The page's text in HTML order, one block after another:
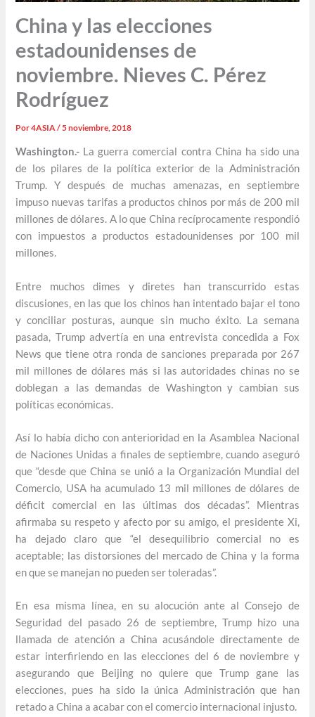
China y las elecciones
estadounidenses de
noviembre. Nieves C. Pérez
Rodríguez
Por4ASIA/5 noviembre, 2018
Washington.- La guerra comercial contra China ha sido una
de los pilares de la política exterior de la Administración
Trump. Y después de muchas amenazas, en septiembre
impuso nuevas tarifas a productos chinos por más de 200 mil
millones de dólares. A lo que China recíprocamente respondió
con impuestos a productos estadounidenses por 100 mil
millones.
Entre muchos dimes y diretes han transcurrido estas
discusiones, en las que los chinos han intentado bajar el tono
y conciliar posturas, aunque sin mucho éxito. La semana
pasada, Trump advertía en una entrevista concedida a Fox
News que tiene otra ronda de sanciones preparada por 267
mil millones de dólares más si las autoridades chinas no se
doblegan a las demandas de Washington y cambian sus
políticas económicas.
Así lo había dicho con anterioridad en la Asamblea Nacional
de Naciones Unidas a finales de septiembre, cuando aseguró
que “desde que China se unió a la Organización Mundial del
Comercio, USA ha acumulado 13 mil millones de dólares de
déficit comercial en las últimas dos décadas”. Mientras
afirmaba su respeto y afecto por su amigo, el presidente Xi,
ha dejado claro que “el desequilibrio comercial no es
aceptable; las distorsiones del mercado de China y la forma
en que se manejan no pueden ser toleradas”.
En esa misma línea, en su alocución ante al Consejo de
Seguridad del pasado 26 de septiembre, Trump hizo una
llamada de atención a China acusándole directamente de
estar interfiriendo en las elecciones del 6 de noviembre y
asegurando que Beijing no quiere que Trump gane las
elecciones, pues ha sido la única Administración que han
retado a China a acabar con el comercio internacional injusto.